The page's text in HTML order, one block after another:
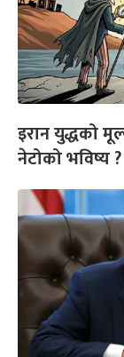
इरान युद्धको
नेटोको भविष्य ?